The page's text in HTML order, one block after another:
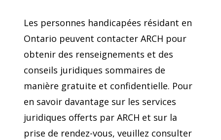
Les personnes handicapées résidant en
Ontario peuvent contacter ARCH pour
obtenir des renseignements et des
conseils juridiques sommaires de
manière gratuite et confidentielle. Pour
en savoir davantage sur les services
juridiques offerts par ARCH et sur la
prise de rendez-vous, veuillez consulter